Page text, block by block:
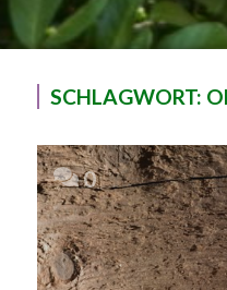
SCHLAGWORT:
0